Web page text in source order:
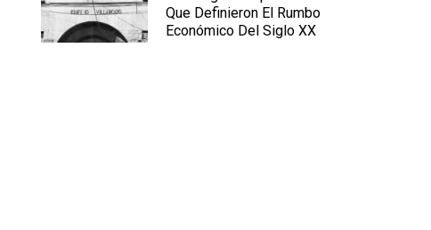
Que Definieron El Rumbo
Económico Del Siglo XX